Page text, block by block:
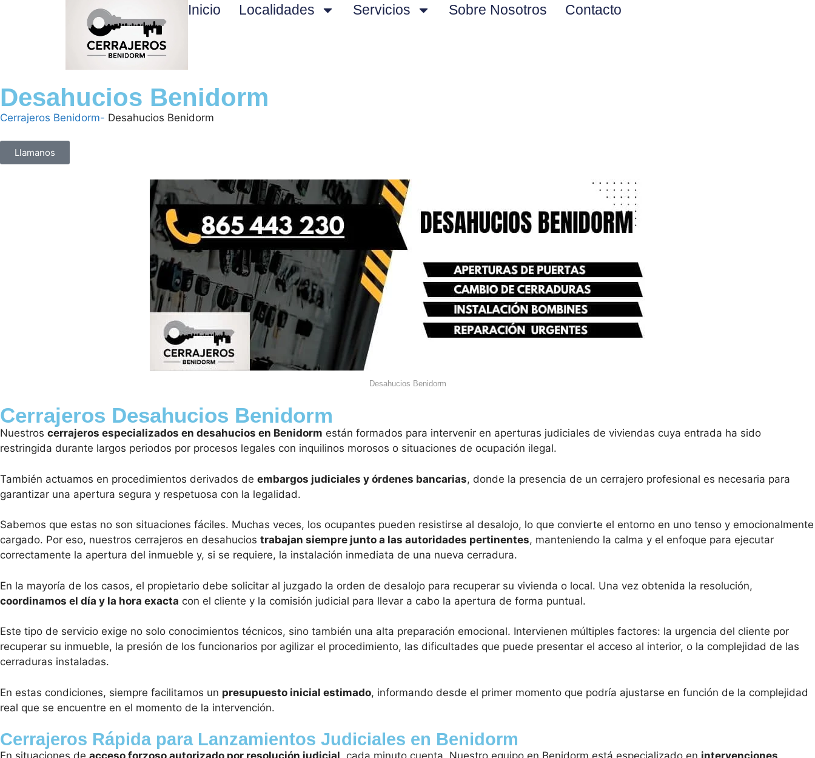
Inicio Localidades Servicios Sobre Nosotros Contacto
Desahucios Benidorm
Cerrajeros Benidorm- Desahucios Benidorm
Llamanos
Desahucios Benidorm
Cerrajeros Desahucios Benidorm
Nuestros cerrajeros especializados en desahucios en Benidorm están formados para intervenir en aperturas judiciales de viviendas cuya entrada ha sido
restringida durante largos periodos por procesos legales con inquilinos morosos o situaciones de ocupación ilegal.
También actuamos en procedimientos derivados de embargos judiciales y órdenes bancarias, donde la presencia de un cerrajero profesional es necesaria para
garantizar una apertura segura y respetuosa con la legalidad.
Sabemos que estas no son situaciones fáciles. Muchas veces, los ocupantes pueden resistirse al desalojo, lo que convierte el entorno en uno tenso y emocionalmente
cargado. Por eso, nuestros cerrajeros en desahucios trabajan siempre junto a las autoridades pertinentes, manteniendo la calma y el enfoque para ejecutar
correctamente la apertura del inmueble y, si se requiere, la instalación inmediata de una nueva cerradura.
En la mayoría de los casos, el propietario debe solicitar al juzgado la orden de desalojo para recuperar su vivienda o local. Una vez obtenida la resolución,
coordinamos el día y la hora exacta con el cliente y la comisión judicial para llevar a cabo la apertura de forma puntual.
Este tipo de servicio exige no solo conocimientos técnicos, sino también una alta preparación emocional. Intervienen múltiples factores: la urgencia del cliente por
recuperar su inmueble, la presión de los funcionarios por agilizar el procedimiento, las dificultades que puede presentar el acceso al interior, o la complejidad de las
cerraduras instaladas.
En estas condiciones, siempre facilitamos un presupuesto inicial estimado, informando desde el primer momento que podría ajustarse en función de la complejidad
real que se encuentre en el momento de la intervención.
Cerrajeros Rápida para Lanzamientos Judiciales en Benidorm